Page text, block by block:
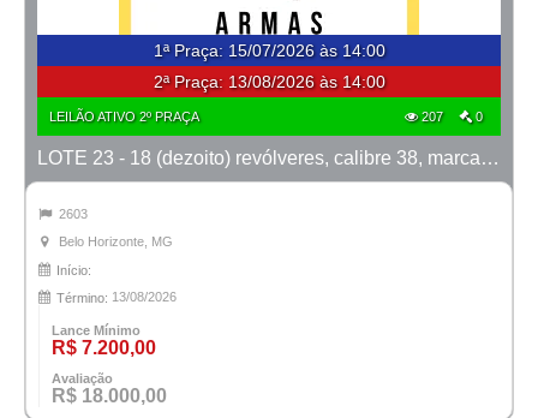
1ª Praça: 15/07/2026 às 14:00
2ª Praça: 13/08/2026 às 14:00
LEILÃO ATIVO 2º PRAÇA 207 0
LOTE 23 - 18 (dezoito) revólveres, calibre 38, marcas Taurus e Rossi
2603
Belo Horizonte, MG
Início:
Término: 13/08/2026
Lance Mínimo
R$ 7.200,00
Avaliação
R$ 18.000,00